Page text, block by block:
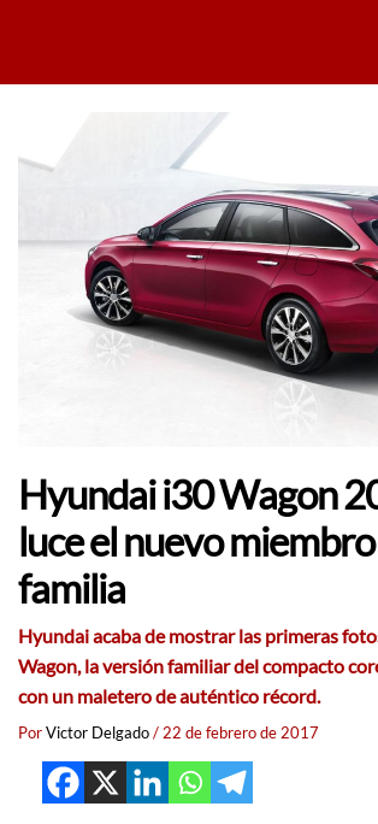
Hyundai i30 Wagon
luce el nuevo
familia
Hyundai acaba de mostrar las primeras
Wagon, la versión familiar del compacto
con un maletero de auténtico récord.
PorVictor Delgado/22 de febrero de 2017